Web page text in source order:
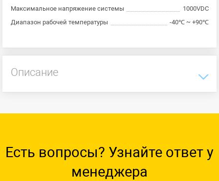
Максимальное напряжение системы
1000VDC
Диапазон рабочей температуры
-40℃ ~ +90℃
Описание
Есть вопросы? Узнайте ответ у
менеджера